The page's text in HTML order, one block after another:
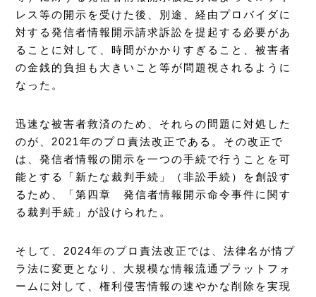
レス等の開示を受けた後、別途、経由プロバイダに
対する発信者情報開示請求訴訟を提起する必要があ
ることに対して、時間がかかりすぎること、被害者
の金銭的負担も大きいこと等が問題視されるように
なった。
迅速な被害者救済のため、それらの問題に対処した
のが、2021年のプロ責法改正である。その改正で
は、発信者情報の開示を一つの手続で行うことを可
能とする「新たな裁判手続」（非訟手続）を創設す
るため、「第四章 発信者情報開示命令事件に関す
る裁判手続」が設けられた。
そして、2024年のプロ責法改正では、法律名が情プ
ラ法に変更となり、大規模な情報流通プラットフォ
ームに対して、権利侵害情報の速やかな削除を実現